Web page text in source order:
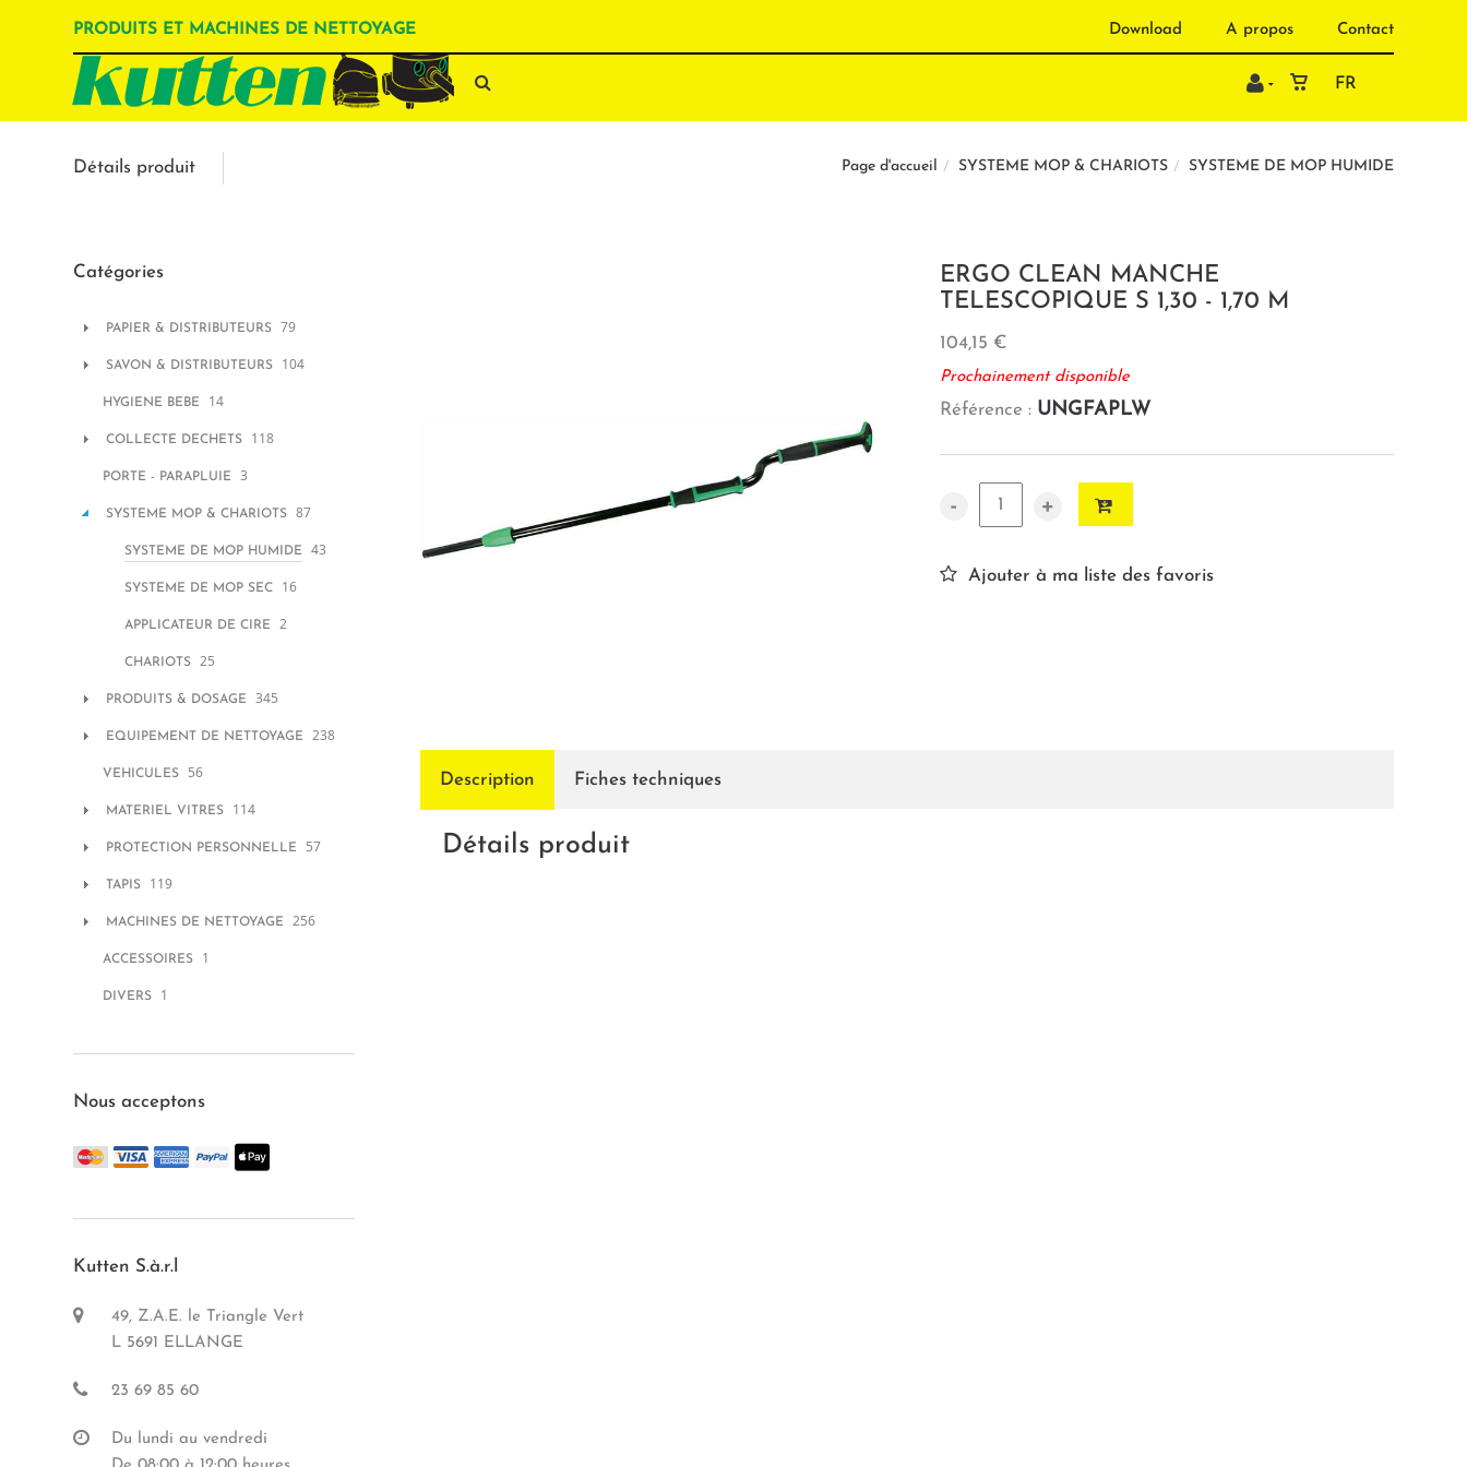
Download A propos Contact
PRODUITS ET MACHINES DE NETTOYAGE
FR
Détails produit Page d'accueil SYSTEME MOP & CHARIOTS SYSTEME DE MOP HUMIDE
ERGO CLEAN MANCHE
TELESCOPIQUE S 1,30 - 1,70 M
104,15 €
Prochainement disponible
Référence : UNGFAPLW
- +
Ajouter à ma liste des favoris
Description Fiches techniques
Détails produit
Catégories
PAPIER & DISTRIBUTEURS 79
SAVON & DISTRIBUTEURS 104
HYGIENE BEBE 14
COLLECTE DECHETS 118
PORTE - PARAPLUIE 3
SYSTEME MOP & CHARIOTS 87
SYSTEME DE MOP HUMIDE 43
SYSTEME DE MOP SEC 16
APPLICATEUR DE CIRE 2
CHARIOTS 25
PRODUITS & DOSAGE 345
EQUIPEMENT DE NETTOYAGE 238
VEHICULES 56
MATERIEL VITRES 114
PROTECTION PERSONNELLE 57
TAPIS 119
MACHINES DE NETTOYAGE 256
ACCESSOIRES 1
DIVERS 1
Nous acceptons
Kutten S.à.r.l
49, Z.A.E. le Triangle Vert
L 5691 ELLANGE
23 69 85 60
Du lundi au vendredi